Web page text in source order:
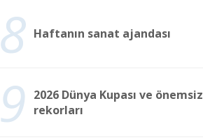
8 Haftanın sanat ajandası
9
2026 Dünya Kupası ve önemsiz
rekorları